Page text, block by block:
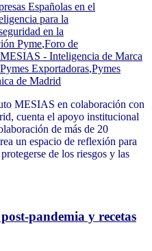
Españolas en el
para la
en la
Pyme,Foro de
MESIAS - Inteligencia de Marca
Exportadoras,Pymes
de Madrid
MESIAS en colaboración con
cuenta el apoyo institucional
de más de 20
un espacio de reflexión para
de los riesgos y las
pandemia y recetas